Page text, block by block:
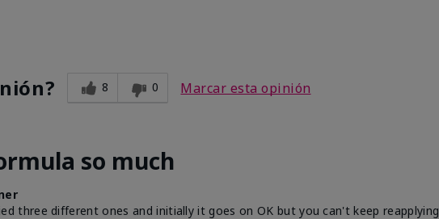
8 0 Marcar esta opinión
so much
three different ones and initially it goes on OK but you can't keep reapplying